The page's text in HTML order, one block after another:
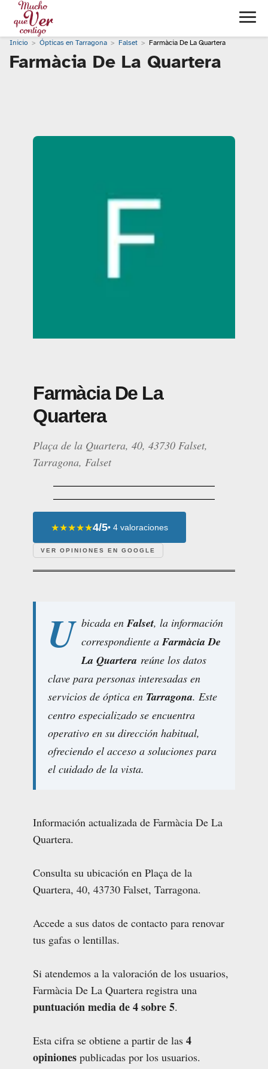
Inicio Ópticas en Tarragona Falset Farmàcia De La Quartera
Farmàcia De La Quartera
Farmàcia De La
Quartera
Plaça de la Quartera, 40, 43730 Falset,
Tarragona, Falset
★★★★★4/5• 4 valoraciones
VER OPINIONES EN GOOGLE
U bicada enFalset, la información
correspondiente aFarmàcia De
La Quartera reúne los datos
clave para personas interesadas en
servicios de óptica en Tarragona. Este
centro especializado se encuentra
operativo en su dirección habitual,
ofreciendo el acceso a soluciones para
el cuidado de la vista.
Información actualizada de Farmàcia De La
Quartera.
Consulta su ubicación en Plaça de la
Quartera, 40, 43730 Falset, Tarragona.
Accede a sus datos de contacto para renovar
tus gafas o lentillas.
Si atendemos a la valoración de los usuarios,
Farmàcia De La Quartera registra una
puntuación media de 4 sobre 5.
Esta cifra se obtiene a partir de las 4
opiniones publicadas por los usuarios.